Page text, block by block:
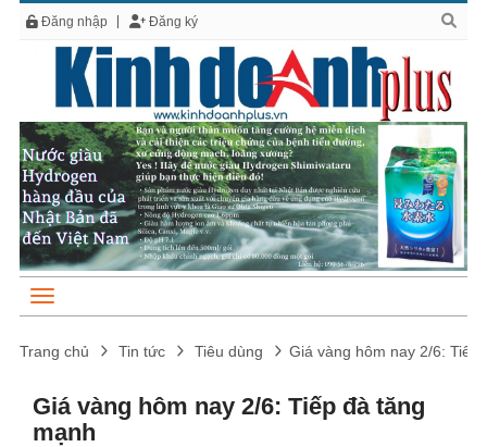
Đăng nhập Đăng ký
Trang chủ Tin tức Tiêu dùng Giá vàng hôm nay 2/6: Tiếp
Giá vàng hôm nay 2/6: Tiếp đà tăng
mạnh